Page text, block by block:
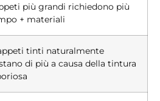
più grandi richiedono più
+ materiali
tinti naturalmente
di più a causa della tintura